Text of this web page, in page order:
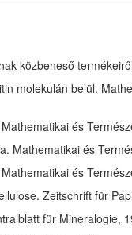
közbeneső
molekulán belül.
és
Mathematikai és
és
Zeitschrift für
für Mineralogie,